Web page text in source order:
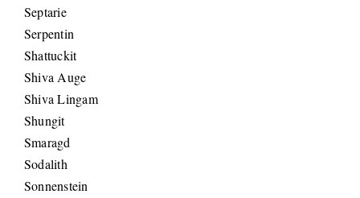
Septarie
Serpentin
Shattuckit
Shiva Auge
Shiva Lingam
Shungit
Smaragd
Sodalith
Sonnenstein